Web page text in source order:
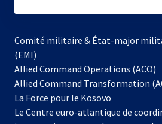
Comité militaire & État-major
(EMI)
Allied Command Operations (ACO)
Allied Command Transformation
La Force pour le Kosovo
dans
Le Centre euro-atlantique de